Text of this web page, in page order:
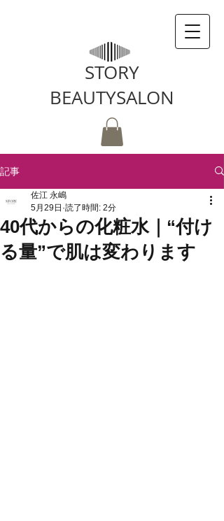
STORY
BEAUTYSALON
記事
40代からの化粧水｜“付け
る量”で肌は変わります
佐江 永嶋
5月29日 読了時間: 2分